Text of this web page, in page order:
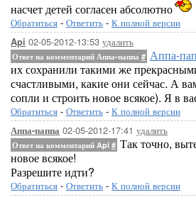
насчет детей согласен абсолютно
Обратиться - Ответить - К полной версии
Api 02-05-2012-13:53 удалить
Ответ на комментарий Аппа-паппа # Аппа-
их сохранили такими же
счастливыми, какие они сейчас. А
сопли и строить новое всякое). Я в
Обратиться - Ответить - К полной версии
Аппа-паппа 02-05-2012-17:41 удалить
Ответ на комментарий Api # Так точно,
новое всякое!
Разрешите идти?
Обратиться - Ответить - К полной версии